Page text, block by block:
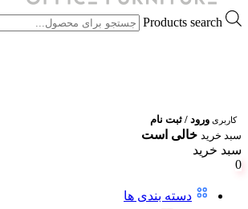
Products search
کاربری ورود / ثبت نام
سبد خرید خالی است
سبد خرید
0
دسته بندی ها